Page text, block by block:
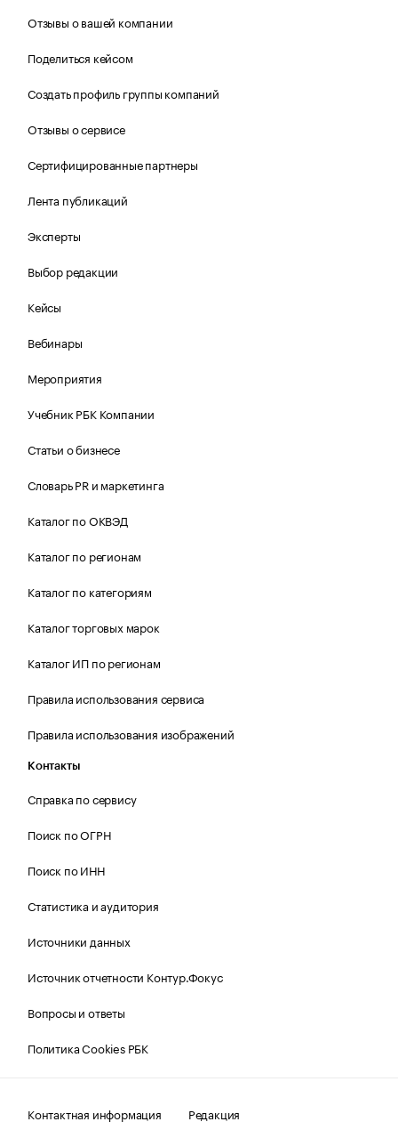
Отзывы о вашей компании
Поделиться кейсом
Создать профиль группы компаний
Отзывы о сервисе
Сертифицированные партнеры
Лента публикаций
Эксперты
Выбор редакции
Кейсы
Вебинары
Мероприятия
Учебник РБК Компании
Статьи о бизнесе
Словарь PR и маркетинга
Каталог по ОКВЭД
Каталог по регионам
Каталог по категориям
Каталог торговых марок
Каталог ИП по регионам
Правила использования сервиса
Правила использования изображений
Контакты
Справка по сервису
Поиск по ОГРН
Поиск по ИНН
Статистика и аудитория
Источники данных
Источник отчетности Контур.Фокус
Вопросы и ответы
Политика Cookies РБК
Контактная информация Редакция